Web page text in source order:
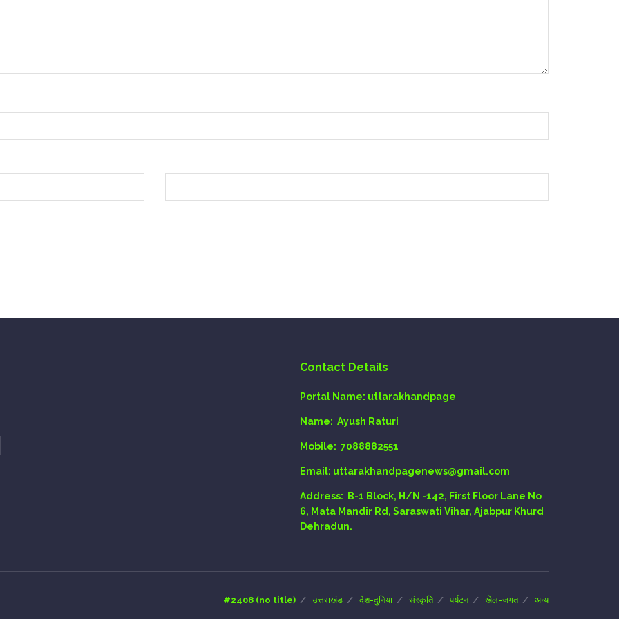
Contact Details
Portal Name: uttarakhandpage
Name: Ayush Raturi
Mobile: 7088882551
Email: uttarakhandpagenews@gmail.com
Address:
B-1 Block, H/N -142, First Floor Lane No
6, Mata Mandir Rd, Saraswati Vihar, Ajabpur Khurd
Dehradun.
#2408 (no title) उत्तराखंड देश-दुनिया संस्कृति पर्यटन खेल-जगत अन्य